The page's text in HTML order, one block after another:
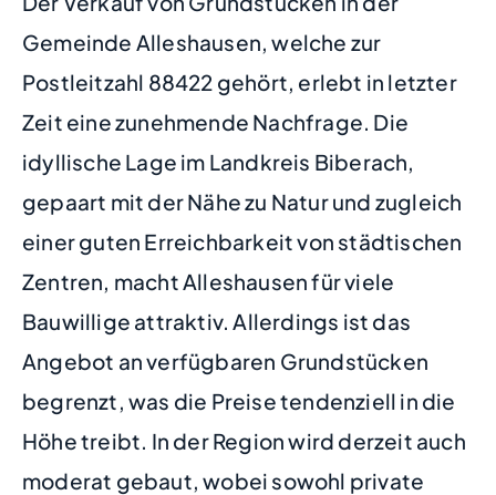
Gemeinde Alleshausen, welche zur
Postleitzahl 88422 gehört, erlebt in letzter
Zeit eine zunehmende Nachfrage. Die
idyllische Lage im Landkreis Biberach,
gepaart mit der Nähe zu Natur und zugleich
einer guten Erreichbarkeit von städtischen
Zentren, macht Alleshausen für viele
Bauwillige attraktiv. Allerdings ist das
Angebot an verfügbaren Grundstücken
begrenzt, was die Preise tendenziell in die
Höhe treibt. In der Region wird derzeit auch
moderat gebaut, wobei sowohl private